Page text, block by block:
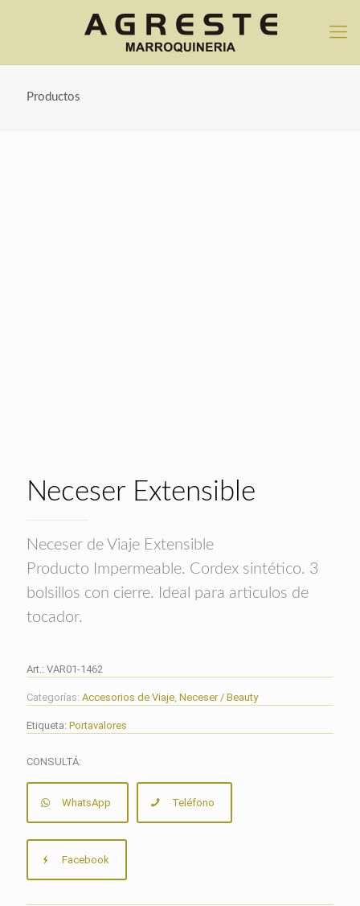
Productos
Neceser Extensible
Neceser de Viaje Extensible
Producto Impermeable. Cordex sintético. 3
bolsillos con cierre. Ideal para articulos de
tocador.
Art.: VAR01-1462
Categorías: Accesorios de Viaje, Neceser / Beauty
Etiqueta: Portavalores
CONSULTÁ:
WhatsApp Teléfono
Facebook